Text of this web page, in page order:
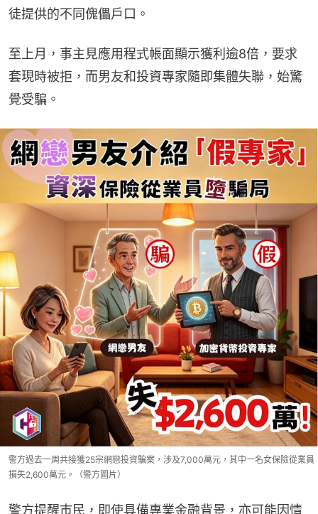
徒提供的不同傀儡戶口。
至上月，事主見應用程式帳面顯示獲利逾8倍，要求
套現時被拒，而男友和投資專家隨即集體失聯，始驚
覺受騙。
警方過去一周共接獲25宗網戀投資騙案，涉及7,000萬元，其中一名女保險從業員
損失2,600萬元。（警方圖片）
警方提醒巿民，即使具備專業金融背景，亦可能因情